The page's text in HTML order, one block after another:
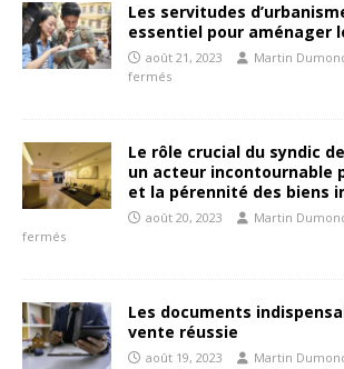
Les servitudes
essentiel pour aménager
août 21, 2023 Martin
fermés
Le rôle crucial du syndic
un acteur incontournable
et la pérennité des biens
août 20, 2023 Martin
fermés
Les documents
vente réussie
août 19, 2023 Martin